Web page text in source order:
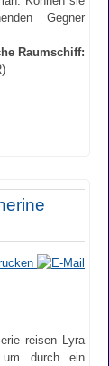
Gegner
Raumschiff:
reisen Lyra
durch ein